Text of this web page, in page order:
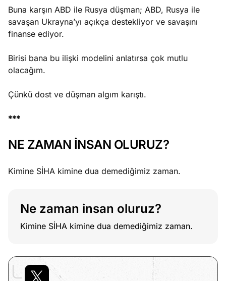
Buna karşın ABD ile Rusya düşman; ABD, Rusya ile
savaşan Ukrayna’yı açıkça destekliyor ve savaşını
finanse ediyor.
Birisi bana bu ilişki modelini anlatırsa çok mutlu
olacağım.
Çünkü dost ve düşman algım karıştı.
***
NE ZAMAN İNSAN OLURUZ?
Kimine SİHA kimine dua demediğimiz zaman.
Ne zaman insan oluruz?
Kimine SİHA kimine dua demediğimiz zaman.